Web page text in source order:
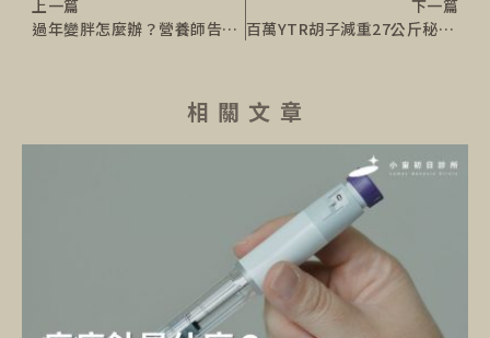
上一篇
過年變胖怎麼辦？營養師告訴你過年怎麼吃不會胖！
下一篇
百萬YTR胡子減重27公斤秘訣！3個月狂降11%體脂，醫曝3減肥關鍵
相 關 文 章